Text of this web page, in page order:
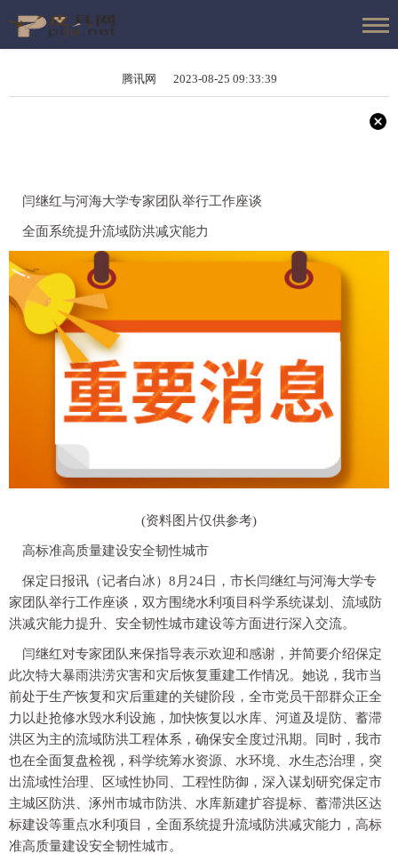
腾讯网 2023-08-25 09:33:39
闫继红与河海大学专家团队举行工作座谈
全面系统提升流域防洪减灾能力
(资料图片仅供参考)
高标准高质量建设安全韧性城市
保定日报讯（记者白冰）8月24日，市长闫继红与河海大学专
家团队举行工作座谈，双方围绕水利项目科学系统谋划、流域防
洪减灾能力提升、安全韧性城市建设等方面进行深入交流。
闫继红对专家团队来保指导表示欢迎和感谢，并简要介绍保定
此次特大暴雨洪涝灾害和灾后恢复重建工作情况。她说，我市当
前处于生产恢复和灾后重建的关键阶段，全市党员干部群众正全
力以赴抢修水毁水利设施，加快恢复以水库、河道及堤防、蓄滞
洪区为主的流域防洪工程体系，确保安全度过汛期。同时，我市
也在全面复盘检视，科学统筹水资源、水环境、水生态治理，突
出流域性治理、区域性协同、工程性防御，深入谋划研究保定市
主城区防洪、涿州市城市防洪、水库新建扩容提标、蓄滞洪区达
标建设等重点水利项目，全面系统提升流域防洪减灾能力，高标
准高质量建设安全韧性城市。